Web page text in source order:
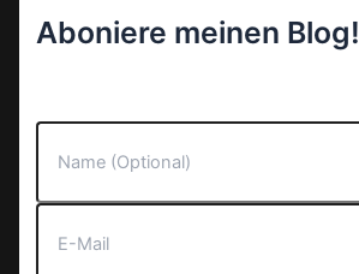
Aboniere meinen Blog!